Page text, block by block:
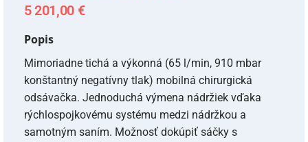
5 201,00 €
Popis
Mimoriadne tichá a výkonná (65 l/min, 910 mbar
konštantný negatívny tlak) mobilná chirurgická
odsávačka. Jednoduchá výmena nádržiek vďaka
rýchlospojkovému systému medzi nádržkou a
samotným saním. Možnosť dokúpiť sáčky s